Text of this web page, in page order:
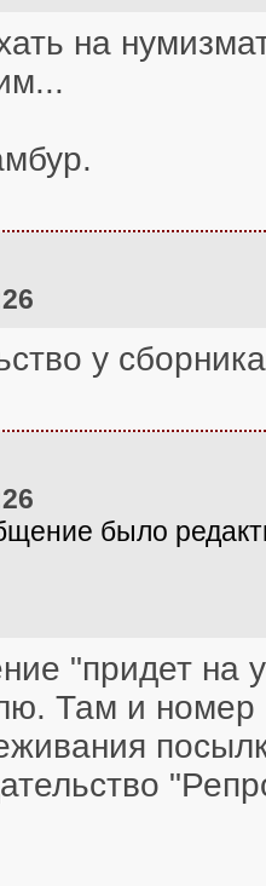
на
у
было
"придет на
Там и номер